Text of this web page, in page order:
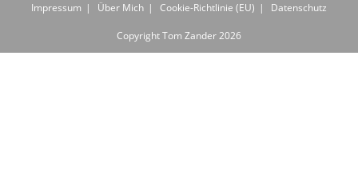
Impressum Über Mich Cookie-Richtlinie (EU) Datenschutz
Copyright Tom Zander 2026